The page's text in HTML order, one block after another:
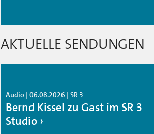
AKTUELLE SENDUNGEN
Audio | 06.08.2026 | SR 3
Bernd Kissel zu Gast im SR 3
Studio